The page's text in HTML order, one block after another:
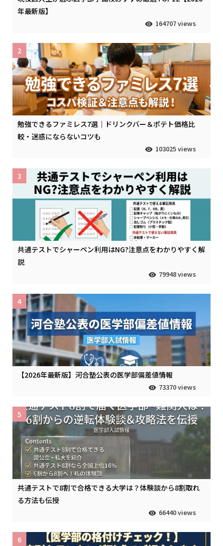
年最新版】
164707 views
勉強できるファミレス7選｜ドリンクバー＆ポテト価格比
較・迷惑にならないコツも
103025 views
2
共通テストでシャーペン利用はNG?注意点をわかりやすく解
説
79948 views
3
【2026年最新版】河合塾公表の医学部偏差値情報
73370 views
4
共通テストで8割で合格できる大学は？体験談から8割取れ
る方法も伝授
66440 views
5
6